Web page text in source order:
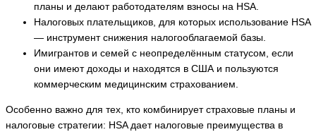
планы и делают работодателям взносы на HSA.
Налоговых плательщиков, для которых использование HSA
— инструмент снижения налогооблагаемой базы.
Имигрантов и семей с неопределённым статусом, если
они имеют доходы и находятся в США и пользуются
коммерческим медицинским страхованием.
Особенно важно для тех, кто комбинирует страховые планы и
налоговые стратегии: HSA дает налоговые преимущества в